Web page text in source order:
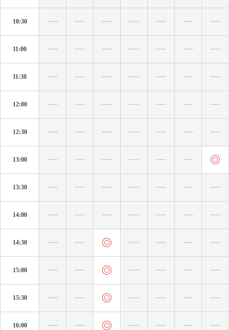
10:30
11:00
11:30
12:00
12:30
13:00
13:30
14:00
14:30
15:00
15:30
16:00